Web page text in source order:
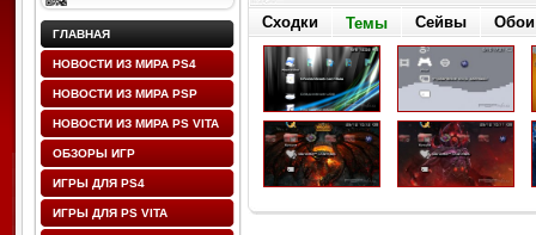
ГЛАВНАЯ
НОВОСТИ ИЗ МИРА PS4
НОВОСТИ ИЗ МИРА PSP
НОВОСТИ ИЗ МИРА PS VITA
ОБЗОРЫ ИГР
ИГРЫ ДЛЯ PS4
ИГРЫ ДЛЯ PS VITA
Сходки Темы Сейвы Обои